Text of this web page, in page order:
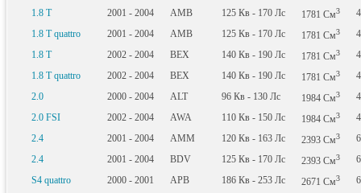
1.8 T
2001 - 2004 AMB 125 Кв - 170 Лс 1781 См3
4
1.8 T quattro
2001 - 2004 AMB 125 Кв - 170 Лс 1781 См3
4
1.8 T
2002 - 2004 BEX 140 Кв - 190 Лс 1781 См3
4
1.8 T quattro
2002 - 2004 BEX 140 Кв - 190 Лс 1781 См3
4
2.0
2000 - 2004 ALT 96 Кв - 130 Лс 1984 См3
4
2.0 FSI
2002 - 2004 AWA 110 Кв - 150 Лс 1984 См3
4
2.4
2001 - 2004 AMM 120 Кв - 163 Лс 2393 См3
6
2.4
2001 - 2004 BDV 125 Кв - 170 Лс 2393 См3
6
S4 quattro
2000 - 2001 APB 186 Кв - 253 Лс 2671 См3
6